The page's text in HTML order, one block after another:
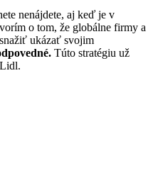
nenájdete, aj keď je v
o tom, že globálne firmy a
ukázať svojim
Túto stratégiu už